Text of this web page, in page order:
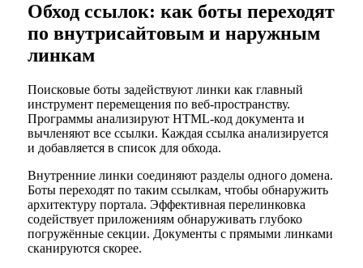
Обход ссылок: как боты переходят
по внутрисайтовым и наружным
линкам
Поисковые боты задействуют линки как главный
инструмент перемещения по веб-пространству.
Программы анализируют HTML-код документа и
вычленяют все ссылки. Каждая ссылка анализируется
и добавляется в список для обхода.
Внутренние линки соединяют разделы одного домена.
Боты переходят по таким ссылкам, чтобы обнаружить
архитектуру портала. Эффективная перелинковка
содействует приложениям обнаруживать глубоко
погружённые секции. Документы с прямыми линками
сканируются скорее.